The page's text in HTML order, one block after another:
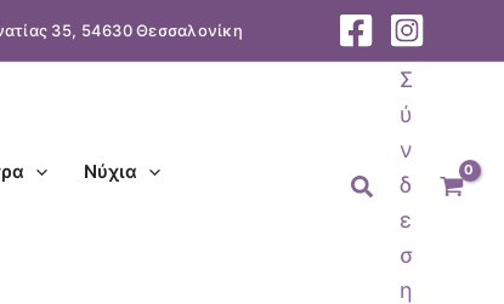
35, 54630 Θεσσαλονίκη
Νύχια Αναζήτηση
Σ
ύ
ν
δ
ε
σ
η